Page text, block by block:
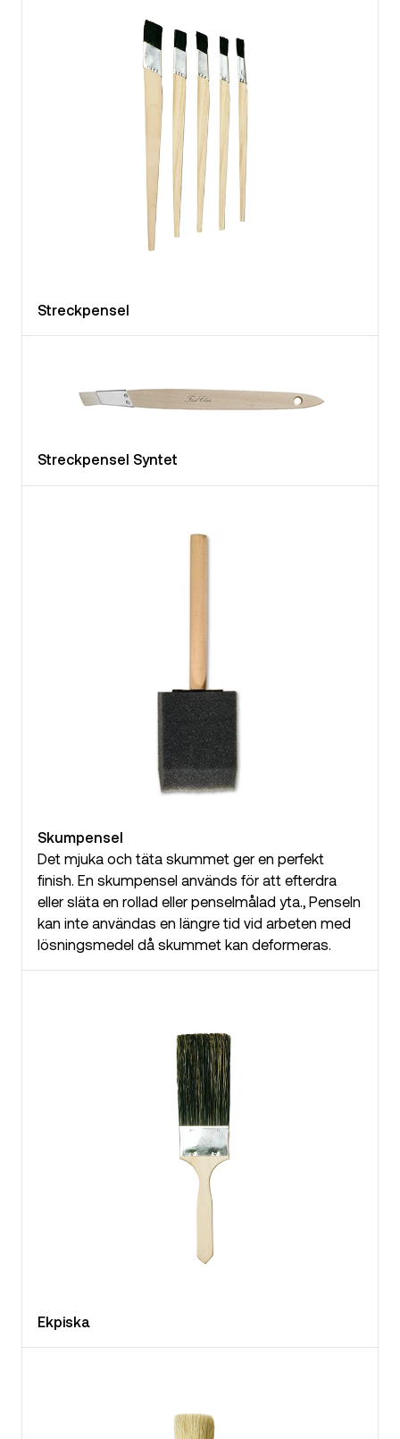
Streckpensel
Streckpensel Syntet
Skumpensel
Det mjuka och täta skummet ger en perfekt
finish. En skumpensel används för att efterdra
eller släta en rollad eller penselmålad yta., Penseln
kan inte användas en längre tid vid arbeten med
lösningsmedel då skummet kan deformeras.
Ekpiska